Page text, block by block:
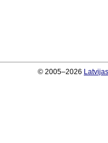
© 2005–2026